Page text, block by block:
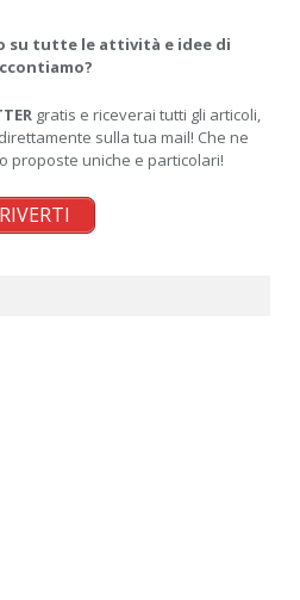
su tutte le attività e idee di
gratis e riceverai tutti gli articoli,
sulla tua mail! Che ne
proposte uniche e particolari!